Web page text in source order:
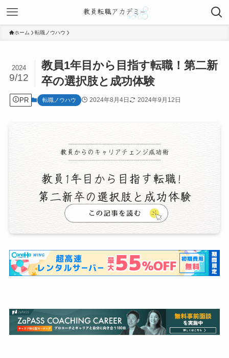
ホーム 転職ノウハウ
教員1年目から目指す転職！第二新
卒の選択肢と成功体験
2024
9/12
PR 転職ノウハウ 2024年8月4日 2024年9月12日